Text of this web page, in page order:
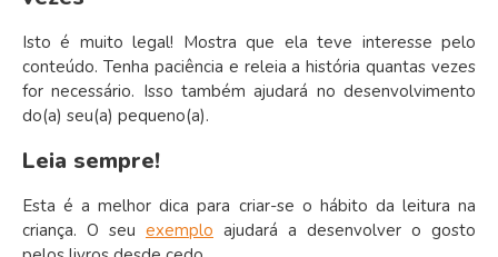
Isto é muito legal! Mostra que ela teve interesse pelo
conteúdo. Tenha paciência e releia a história quantas vezes
for necessário. Isso também ajudará no desenvolvimento
do(a) seu(a) pequeno(a).
Leia sempre!
Esta é a melhor dica para criar-se o hábito da leitura na
criança. O seu exemplo ajudará a desenvolver o gosto